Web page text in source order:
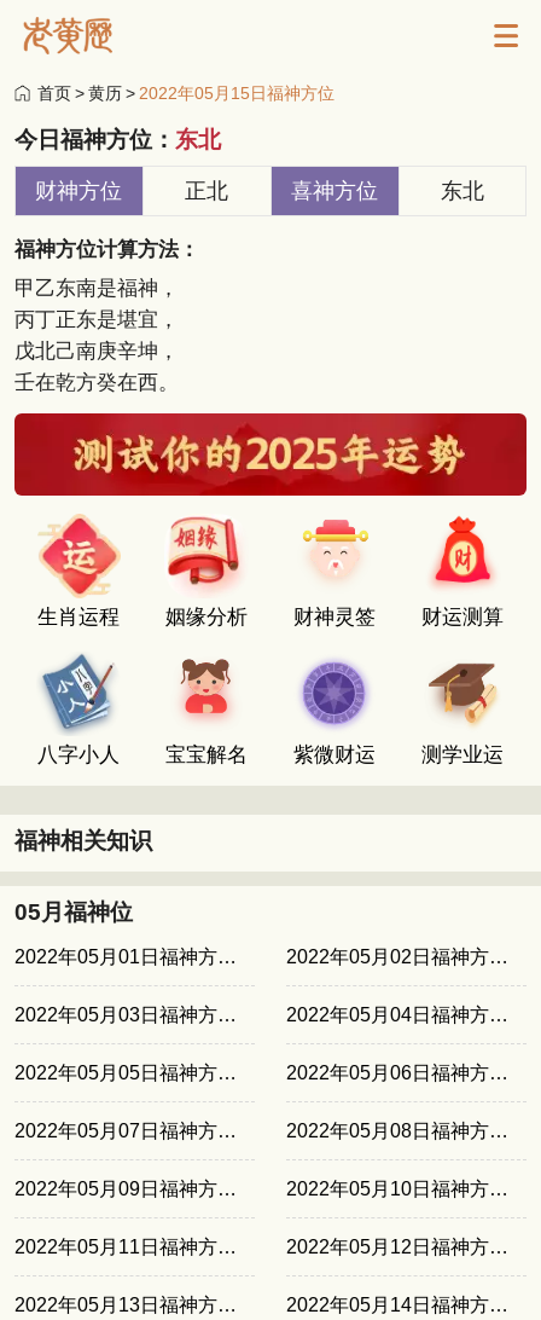
首页>黄历> 2022年05月15日福神方位
今日福神方位： 东北
财神方位 正北 喜神方位 东北
福神方位计算方法：
甲乙东南是福神，
丙丁正东是堪宜，
戊北己南庚辛坤，
壬在乾方癸在西。
生肖运程 姻缘分析 财神灵签 财运测算
八字小人 宝宝解名 紫微财运 测学业运
福神相关知识
05月福神位
2022年05月01日福神方位正北 2022年05月02日福神方位西南
2022年05月03日福神方位西北 2022年05月04日福神方位东南
2022年05月05日福神方位东北 2022年05月06日福神方位正北
2022年05月07日福神方位西南 2022年05月08日福神方位西北
2022年05月09日福神方位东南 2022年05月10日福神方位东北
2022年05月11日福神方位正北 2022年05月12日福神方位西南
2022年05月13日福神方位西北 2022年05月14日福神方位东南